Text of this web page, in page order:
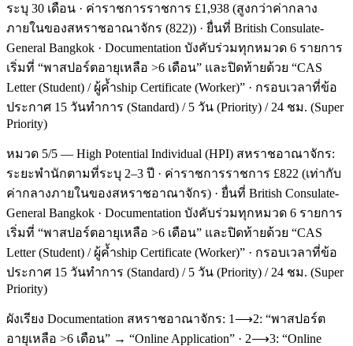
ระบุ 30 เดือน · ค่าราชการราชการ £1,938 (สูงกว่าค่ากลาง
ภายในของสหราชอาณาจักร (822)) · ยื่นที่ British Consulate-
General Bangkok · Documentation บังคับร่วมทุกหมวด 6 รายการ
เริ่มที่ “พาสปอร์ตอายุเหลือ >6 เดือน” และปิดท้ายด้วย “CAS
Letter (Student) / ผู้ค้ำship Certificate (Worker)” · กรอบเวลาที่ข้อ
ประกาศ 15 วันทำการ (Standard) / 5 วัน (Priority) / 24 ชม. (Super
Priority)
หมวด 5/5 — High Potential Individual (HPI) สหราชอาณาจักร:
ระยะพำนักตามที่ระบุ 2–3 ปี · ค่าราชการราชการ £822 (เท่ากับ
ค่ากลางภายในของสหราชอาณาจักร) · ยื่นที่ British Consulate-
General Bangkok · Documentation บังคับร่วมทุกหมวด 6 รายการ
เริ่มที่ “พาสปอร์ตอายุเหลือ >6 เดือน” และปิดท้ายด้วย “CAS
Letter (Student) / ผู้ค้ำship Certificate (Worker)” · กรอบเวลาที่ข้อ
ประกาศ 15 วันทำการ (Standard) / 5 วัน (Priority) / 24 ชม. (Super
Priority)
ผังเรียง Documentation สหราชอาณาจักร: 1⟶2: “พาสปอร์ต
อายุเหลือ >6 เดือน” → “Online Application” · 2⟶3: “Online